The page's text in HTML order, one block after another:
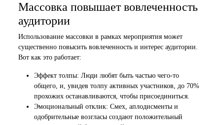
Массовка повышает вовлеченность
аудитории
Использование массовки в рамках мероприятия может
существенно повысить вовлеченность и интерес аудитории.
Вот как это работает:
Эффект толпы: Люди любят быть частью чего-то
общего, и, увидев толпу активных участников, до 70%
прохожих останавливаются, чтобы присоединиться.
Эмоциональный отклик: Смех, аплодисменты и
одобрительные возгласы создают положительный